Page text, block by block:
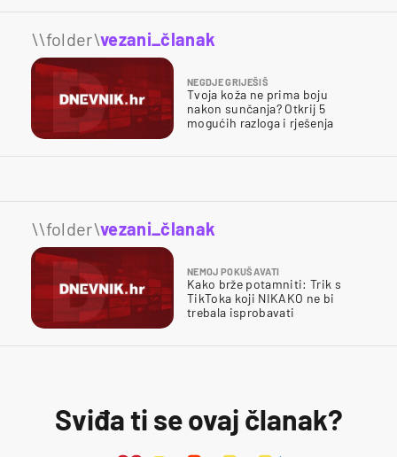
\\folder\vezani_članak
NEGDJE GRIJEŠIŠ
Tvoja koža ne prima boju
nakon sunčanja? Otkrij 5
mogućih razloga i rješenja
\\folder\vezani_članak
NEMOJ POKUŠAVATI
Kako brže potamniti: Trik s
TikToka koji NIKAKO ne bi
trebala isprobavati
Sviđa ti se ovaj članak?